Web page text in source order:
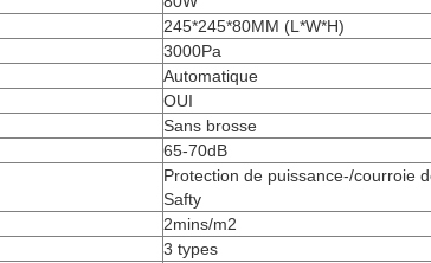
245*245*80MM (L*W*H)
3000Pa
Automatique
OUI
Sans brosse
65-70dB
Protection de puissance-/courroie
Safty
2mins/m2
3 types